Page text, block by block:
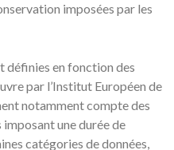
imposées par les
définies en fonction des
par l’Institut Européen de
notamment compte des
une durée de
catégories de données,